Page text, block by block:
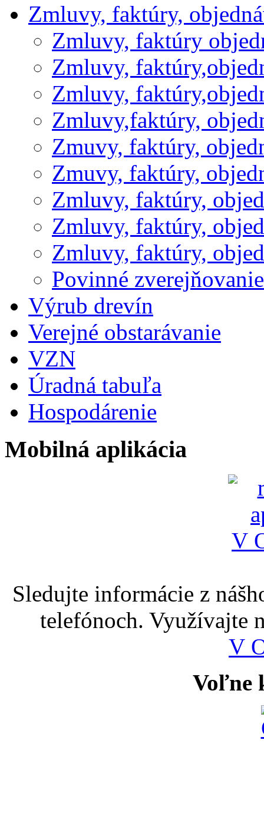
Zmluvy, faktúry,
Zmluvy, faktúry
Zmluvy,
Zmluvy,
Zmluvy,faktúry,
Zmuvy, faktúry,
Zmuvy, faktúry,
Zmluvy, faktúry,
Zmluvy, faktúry,
Zmluvy, faktúry,
Povinné
Výrub drevín
Verejné obstarávanie
VZN
Úradná tabuľa
Hospodárenie
Mobilná aplikácia
Sledujte informácie z
telefónoch. Využívajte
V
Voľne